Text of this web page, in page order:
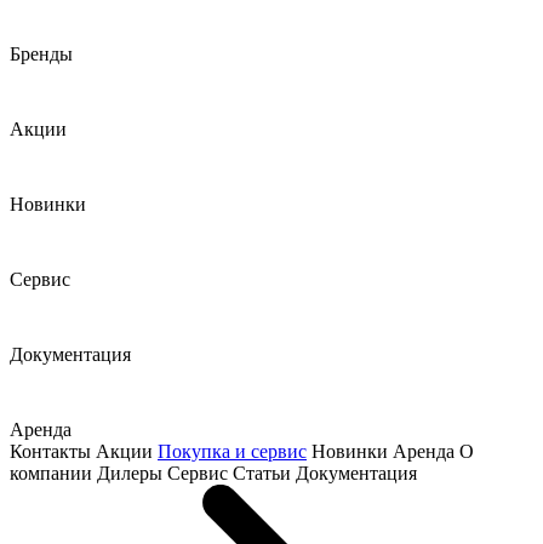
Бренды
Акции
Новинки
Сервис
Документация
Аренда
Контакты Акции Покупка и сервис Новинки Аренда О
компании Дилеры Сервис Статьи Документация